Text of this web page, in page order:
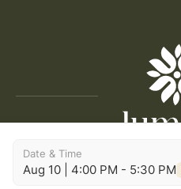
Date & Time
Aug 10 | 4:00 PM - 5:30 PM